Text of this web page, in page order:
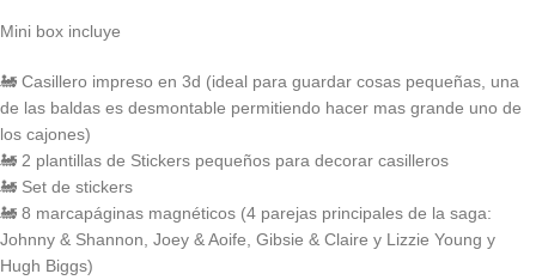
Mini box incluye
🚂 Casillero impreso en 3d (ideal para guardar cosas pequeñas, una
de las baldas es desmontable permitiendo hacer mas grande uno de
los cajones)
🚂 2 plantillas de Stickers pequeños para decorar casilleros
🚂 Set de stickers
🚂 8 marcapáginas magnéticos (4 parejas principales de la saga:
Johnny & Shannon, Joey & Aoife, Gibsie & Claire y Lizzie Young y
Hugh Biggs)